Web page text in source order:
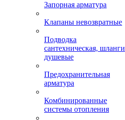
Запорная арматура
Клапаны невозвратные
Подводка
сантехническая, шланги
душевые
Предохранительная
арматура
Комбинированные
системы отопления